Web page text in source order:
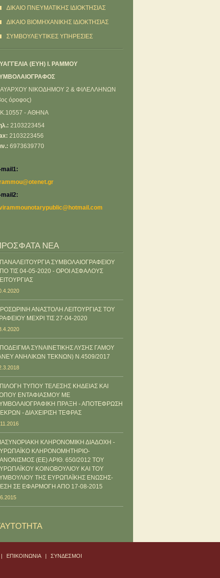
ΔΙΚΑΙΟ ΠΝΕΥΜΑΤΙΚΗΣ ΙΔΙΟΚΤΗΣΙΑΣ
ΔΙΚΑΙΟ ΒΙΟΜΗΧΑΝΙΚΗΣ ΙΔΙΟΚΤΗΣΙΑΣ
ΣΥΜΒΟΥΛΕΥΤΙΚΕΣ ΥΠΗΡΕΣΙΕΣ
(ΕΥΗ) Ι. ΡΑΜΜΟΥ
ΝΙΚΟΔΗΜΟΥ 2 & ΦΙΛΕΛΛΗΝΩΝ
όροφος)
- ΑΘΗΝΑ
2103223454
2103223456
6973639770
mail1:
mail2:
ΝΕΑ
ΣΥΜΒΟΛΑΙΟΓΡΑΦΕΙΟΥ
ΤΙΣ 04-05-2020 - ΟΡΟΙ ΑΣΦΑΛΟΥΣ
ΑΝΑΣΤΟΛΗ ΛΕΙΤΟΥΡΓΙΑΣ ΤΟΥ
ΜΕΧΡΙ ΤΙΣ 27-04-2020
ΣΥΝΑΙΝΕΤΙΚΗΣ ΛΥΣΗΣ ΓΑΜΟΥ
ΑΝΗΛΙΚΩΝ ΤΕΚΝΩΝ) Ν.4509/2017
ΤΥΠΟΥ ΤΕΛΕΣΗΣ ΚΗΔΕΙΑΣ ΚΑΙ
ΕΝΤΑΦΙΑΣΜΟΥ ΜΕ
ΠΡΑΞΗ - ΑΠΟΤΕΦΡΩΣΗ
- ΔΙΑΧΕΙΡΙΣΗ ΤΕΦΡΑΣ
ΚΛΗΡΟΝΟΜΙΚΗ ΔΙΑΔΟΧΗ -
ΚΛΗΡΟΝΟΜΗΤΗΡΙΟ-
(ΕΕ) ΑΡΙΘ. 650/2012 ΤΟΥ
ΚΟΙΝΟΒΟΥΛΙΟΥ ΚΑΙ ΤΟΥ
ΤΗΣ ΕΥΡΩΠΑΪΚΗΣ ΕΝΩΣΗΣ-
ΣΕ ΕΦΑΡΜΟΓΗ ΑΠΟ 17-08-2015
| ΕΠΙΚΟΙΝΩΝΙΑ | ΣΥΝΔΕΣΜΟΙ